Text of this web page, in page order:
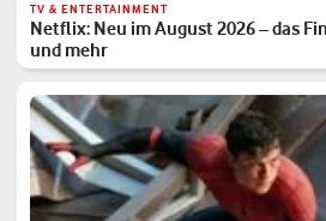
TV & ENTERTAINMENT
Netflix: Neu im August 2026 – das
und mehr